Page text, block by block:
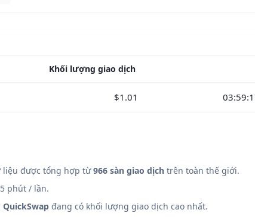
Khối lượng giao dịch
$1.01
liệu được tổng hợp từ966 sàn giao dịch trên toàn thế giới.
phút / lần.
QuickSwap đang có khối lượng giao dịch cao nhất.